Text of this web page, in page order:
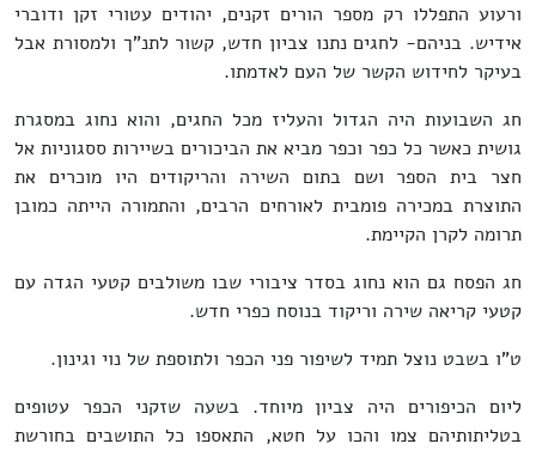
ורעוע התפללו רק מספר הורים זקנים, יהודים עטורי זקן ודוברי
אידיש. בניהם- לחגים נתנו צביון חדש, קשור לתנ"ך ולמסורת אבל
בעיקר לחידוש הקשר של העם לאדמתו.
חג השבועות היה הגדול והעליז מכל החגים, והוא נחוג במסגרת
גושית כאשר כל כפר וכפר מביא את הביכורים בשיירות ססגוניות אל
חצר בית הספר ושם בתום השירה והריקודים היו מוכרים את
התוצרת במכירה פומבית לאורחים הרבים, והתמורה הייתה כמובן
תרומה לקרן הקיימת.
חג הפסח גם הוא נחוג בסדר ציבורי שבו משולבים קטעי הגדה עם
קטעי קריאה שירה וריקוד בנוסח כפרי חדש.
ט"ו בשבט נוצל תמיד לשיפור פני הכפר ולתוספת של נוי וגינון.
ליום הכיפורים היה צביון מיוחד. בשעה שזקני הכפר עטופים
בטליתותיהם צמו והכו על חטא, התאספו כל התושבים בחורשת